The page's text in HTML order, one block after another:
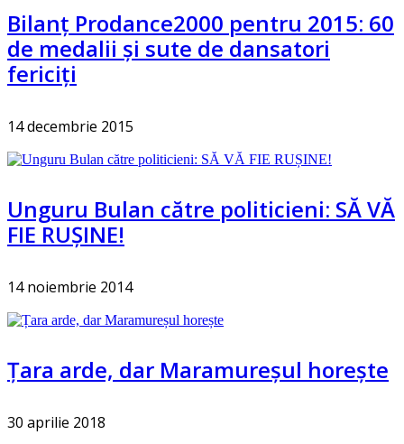
Bilanț Prodance2000 pentru 2015: 60
de medalii și sute de dansatori
fericiți
14 decembrie 2015
Unguru Bulan către politicieni: SĂ VĂ
FIE RUȘINE!
14 noiembrie 2014
Țara arde, dar Maramureșul horește
30 aprilie 2018